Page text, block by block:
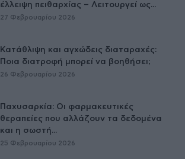
έλλειψη πειθαρχίας – Λειτουργεί ως...
27 Φεβρουαρίου 2026
Κατάθλιψη και αγχώδεις διαταραχές:
Ποια διατροφή μπορεί να βοηθήσει;
26 Φεβρουαρίου 2026
Παχυσαρκία: Οι φαρμακευτικές
θεραπείες που αλλάζουν τα δεδομένα
και η σωστή...
25 Φεβρουαρίου 2026